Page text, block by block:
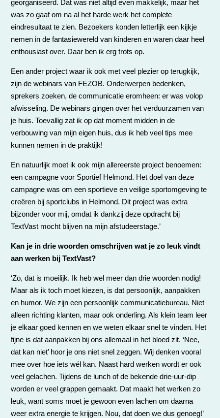
georganiseerd. Dat was niet altijd even makkelijk, maar het
was zo gaaf om na al het harde werk het complete
eindresultaat te zien. Bezoekers konden letterlijk een kijkje
nemen in de fantasiewereld van kinderen en waren daar heel
enthousiast over. Daar ben ik erg trots op.
Een ander project waar ik ook met veel plezier op terugkijk,
zijn de webinars van FEZOB. Onderwerpen bedenken,
sprekers zoeken, de communicatie eromheen: er was volop
afwisseling. De webinars gingen over het verduurzamen van
je huis. Toevallig zat ik op dat moment midden in de
verbouwing van mijn eigen huis, dus ik heb veel tips mee
kunnen nemen in de praktijk!
En natuurlijk moet ik ook mijn allereerste project benoemen:
een campagne voor Sportief Helmond. Het doel van deze
campagne was om een sportieve en veilige sportomgeving te
creëren bij sportclubs in Helmond. Dit project was extra
bijzonder voor mij, omdat ik dankzij deze opdracht bij
TextVast mocht blijven na mijn afstudeerstage.’
Kan je in drie woorden omschrijven wat je zo leuk vindt
aan werken bij TextVast?
‘Zo, dat is moeilijk. Ik heb wel meer dan drie woorden nodig!
Maar als ik toch moet kiezen, is dat persoonlijk, aanpakken
en humor. We zijn een persoonlijk communicatiebureau. Niet
alleen richting klanten, maar ook onderling. Als klein team leer
je elkaar goed kennen en we weten elkaar snel te vinden. Het
fijne is dat aanpakken bij ons allemaal in het bloed zit. ‘Nee,
dat kan niet’ hoor je ons niet snel zeggen. Wij denken vooral
mee over hoe iets wél kan. Naast hard werken wordt er ook
veel gelachen. Tijdens de lunch of de bekende drie-uur-dip
worden er veel grappen gemaakt. Dat maakt het werken zo
leuk, want soms moet je gewoon even lachen om daarna
weer extra energie te krijgen. Nou, dat doen we dus genoeg!’